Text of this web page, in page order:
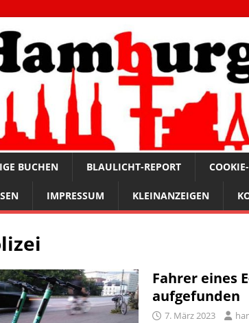
BUCHEN BLAULICHT-REPORT
IMPRESSUM KLEINANZEIGEN
Fahrer eines
aufgefunden
7. März 2023